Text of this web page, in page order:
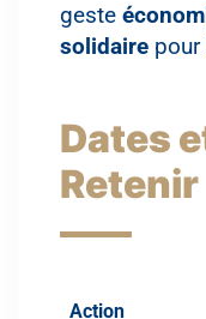
geste
solidaire
Dates
Retenir
Action